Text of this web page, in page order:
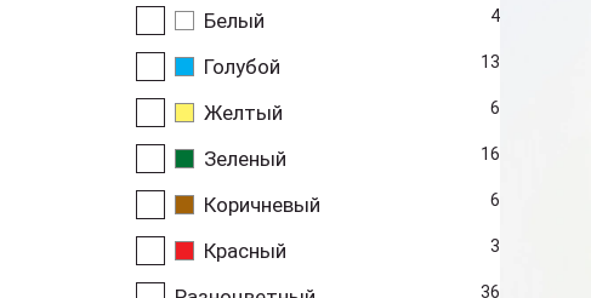
Белый 4
Голубой 13
Желтый 6
Зеленый 16
Коричневый 6
Красный 3
36